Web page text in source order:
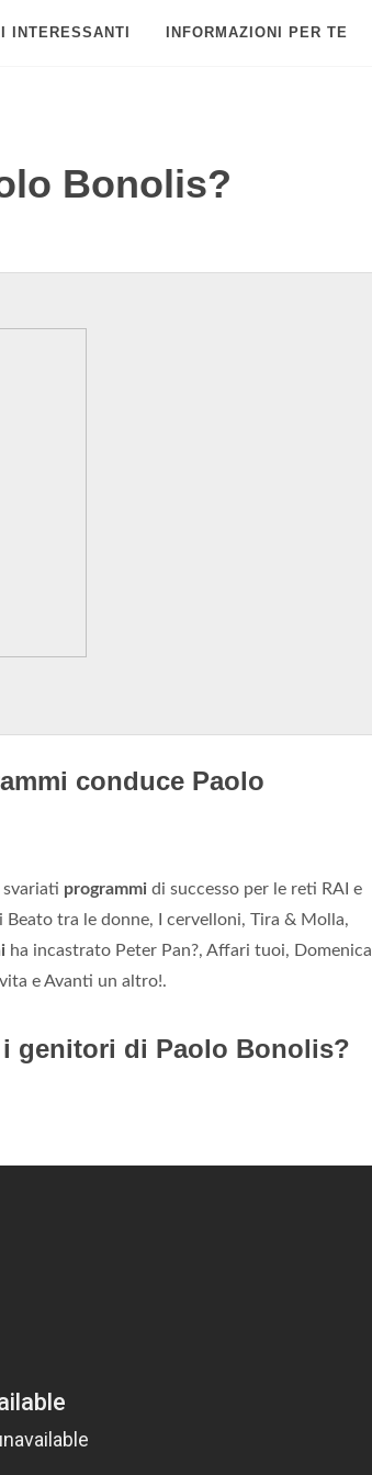
INTERESSANTI INFORMAZIONI PER TE
Bonolis?
conduce Paolo
programmi di successo per le reti RAI e
Beato tra le donne, I cervelloni, Tira & Molla,
ha incastrato Peter Pan?, Affari tuoi, Domenica
e Avanti un altro!.
i genitori di Paolo Bonolis?